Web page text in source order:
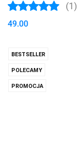
(1)
49.00
BESTSELLER
POLECAMY
PROMOCJA